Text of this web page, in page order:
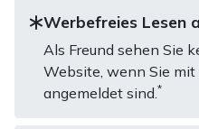
Werbefreies Lesen
Als Freund sehen Sie
Website, wenn Sie mit
angemeldet sind.*